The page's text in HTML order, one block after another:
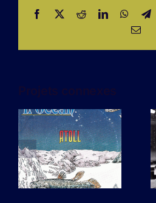
Facebook
X RedditLinkedIn
L’amour n’a
pas de
drapeau